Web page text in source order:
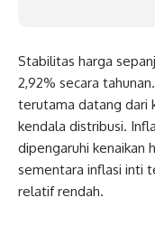
Stabilitas harga
2,92% secara
terutama datang dari
kendala distribusi.
dipengaruhi kenaikan
sementara inflasi inti
relatif rendah.